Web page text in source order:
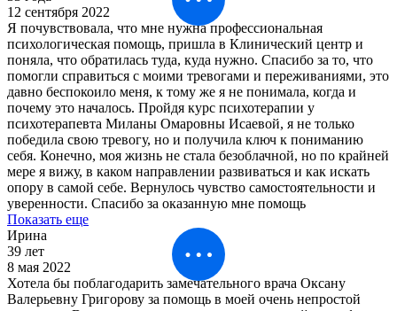
12 сентября 2022
Я почувствовала, что мне нужна профессиональная
психологическая помощь, пришла в Клинический центр и
поняла, что обратилась туда, куда нужно. Спасибо за то, что
помогли справиться с моими тревогами и переживаниями, это
давно беспокоило меня, к тому же я не понимала, когда и
почему это началось. Пройдя курс психотерапии у
психотерапевта Миланы Омаровны Исаевой, я не только
победила свою тревогу, но и получила ключ к пониманию
себя. Конечно, моя жизнь не стала безоблачной, но по крайней
мере я вижу, в каком направлении развиваться и как искать
опору в самой себе. Вернулось чувство самостоятельности и
уверенности. Спасибо за оказанную мне помощь
Показать еще
Ирина
39 лет
8 мая 2022
Хотела бы поблагодарить замечательного врача Оксану
Валерьевну Григорову за помощь в моей очень непростой